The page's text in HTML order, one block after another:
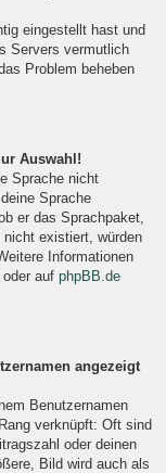
eingestellt hast und
Servers vermutlich
Problem beheben
Auswahl!
Sprache nicht
Sprache
er das Sprachpaket,
existiert, würden
Informationen
oder auf phpBB.de
angezeigt
Benutzernamen
verknüpft: Oft sind
oder deinen
Bild wird auch als